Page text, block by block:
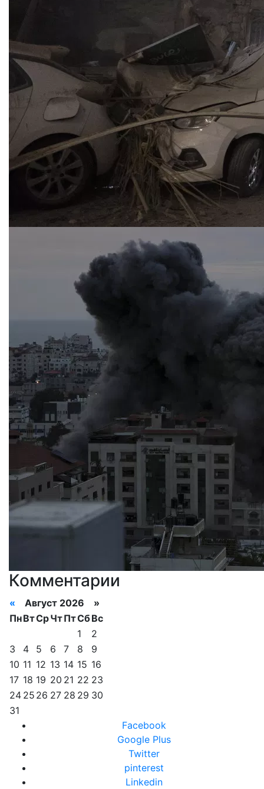
Комментарии
« Август 2026 »
ПнВтСрЧтПтСбВс
1
2
3
4 5 6 7 8
9
10 11 12 13 14 15 16
17 18 19 20 21 22 23
24 25 26 27 28 29 30
31
Facebook
Google Plus
Twitter
pinterest
Linkedin